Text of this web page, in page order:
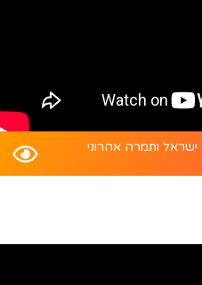
ותמרה אהרוני